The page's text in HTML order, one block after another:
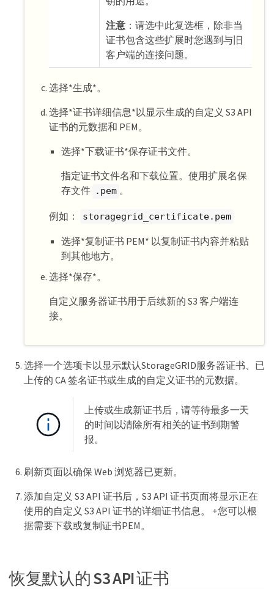
注意：请选中此复选框，除非当
证书包含这些扩展时您遇到与旧
客户端的连接问题。
选择*生成*。
选择*证书详细信息*以显示生成的自定义 S3 API
证书的元数据和 PEM。
选择*下载证书*保存证书文件。
指定证书文件名和下载位置。使用扩展名保
存文件 .pem 。
例如： storagegrid_certificate.pem
选择*复制证书 PEM* 以复制证书内容并粘贴
到其他地方。
选择*保存*。
自定义服务器证书用于后续新的 S3 客户端连
接。
选择一个选项卡以显示默认StorageGRID服务器证书、已
上传的 CA 签名证书或生成的自定义证书的元数据。
上传或生成新证书后，请等待最多一天
的时间以清除所有相关的证书到期警
报。
刷新页面以确保 Web 浏览器已更新。
添加自定义 S3 API 证书后，S3 API 证书页面将显示正在
使用的自定义 S3 API 证书的详细证书信息。 +您可以根
据需要下载或复制证书PEM。
恢复默认的 S3 API 证书